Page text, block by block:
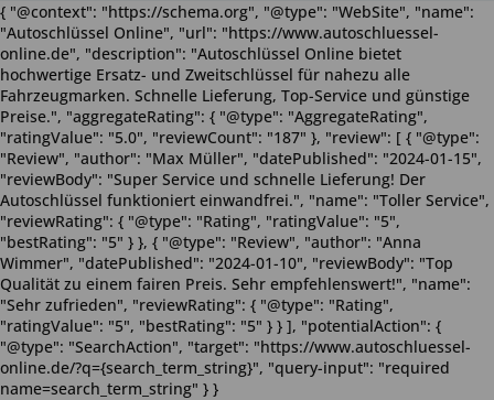
{ "@context": "https://schema.org", "@type": "WebSite", "name":
"Autoschlüssel Online", "url": "https://www.autoschluessel-
online.de", "description": "Autoschlüssel Online bietet
hochwertige Ersatz- und Zweitschlüssel für nahezu alle
Fahrzeugmarken. Schnelle Lieferung, Top-Service und günstige
Preise.", "aggregateRating": { "@type": "AggregateRating",
"ratingValue": "5.0", "reviewCount": "187" }, "review": [ { "@type":
"Review", "author": "Max Müller", "datePublished": "2024-01-15",
"reviewBody": "Super Service und schnelle Lieferung! Der
Autoschlüssel funktioniert einwandfrei.", "name": "Toller Service",
"reviewRating": { "@type": "Rating", "ratingValue": "5",
"bestRating": "5" } }, { "@type": "Review", "author": "Anna
Wimmer", "datePublished": "2024-01-10", "reviewBody": "Top
Qualität zu einem fairen Preis. Sehr empfehlenswert!", "name":
"Sehr zufrieden", "reviewRating": { "@type": "Rating",
"ratingValue": "5", "bestRating": "5" } } ], "potentialAction": {
"@type": "SearchAction", "target": "https://www.autoschluessel-
online.de/?q={search_term_string}", "query-input": "required
name=search_term_string" } }